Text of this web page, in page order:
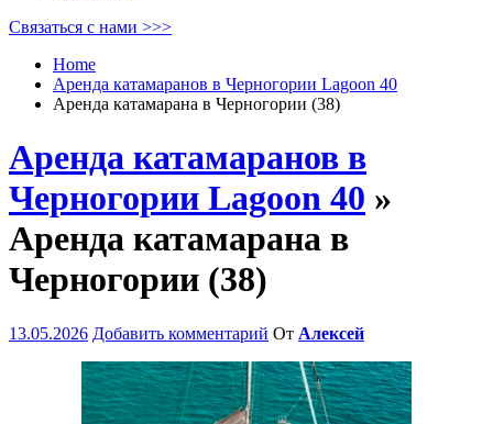
Связаться с нами >>>
Home
Аренда катамаранов в Черногории Lagoon 40
Аренда катамарана в Черногории (38)
Аренда катамаранов в
Черногории Lagoon 40 »
Аренда катамарана в
Черногории (38)
13.05.2026 Добавить комментарий От Алексей